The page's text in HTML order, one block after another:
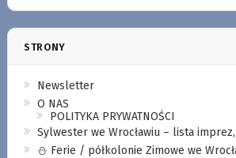
STRONY
Newsletter
O NAS
POLITYKA PRYWATNOŚCI
Sylwester we Wrocławiu – lista
⛄️ Ferie / półkolonie Zimowe we